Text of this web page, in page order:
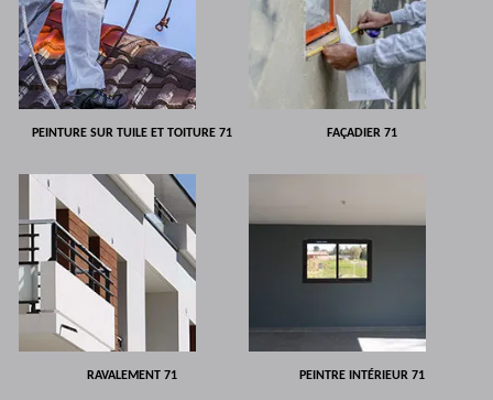
PEINTURE SUR TUILE ET TOITURE 71 FAÇADIER 71
RAVALEMENT 71 PEINTRE INTÉRIEUR 71